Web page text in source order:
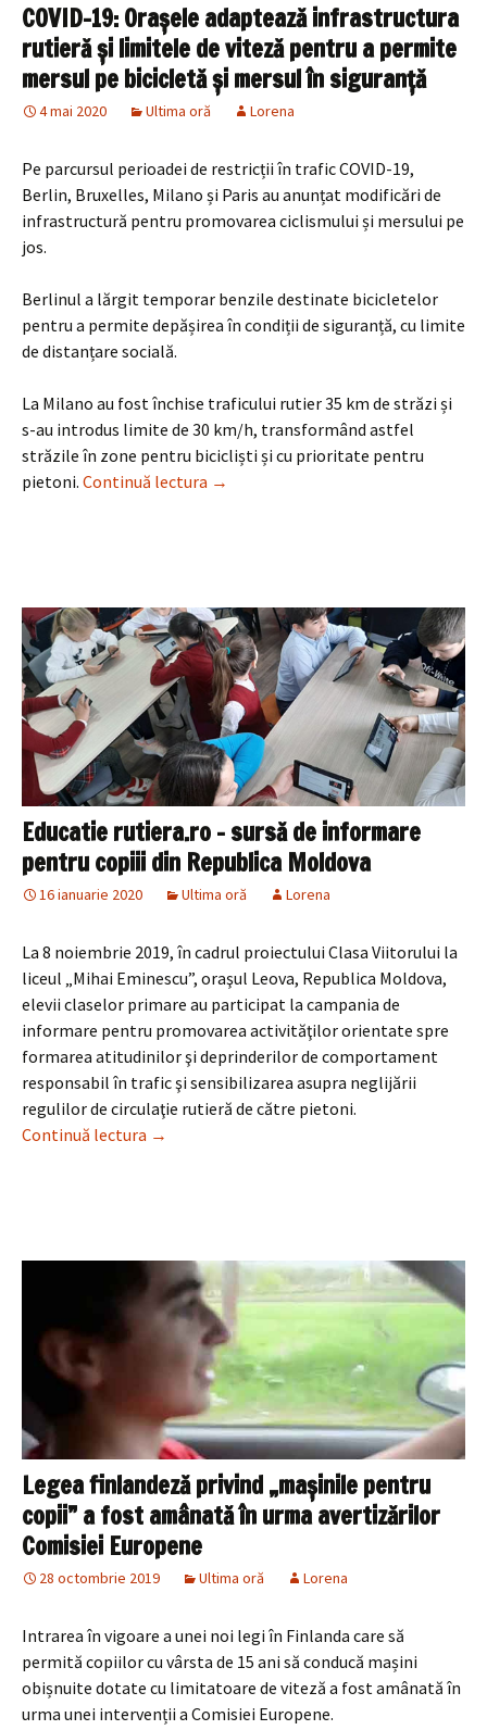
COVID-19: Orașele adaptează infrastructura
rutieră și limitele de viteză pentru a permite
mersul pe bicicletă și mersul în siguranță
4 mai 2020 Ultima oră Lorena
Pe parcursul perioadei de restricții în trafic COVID-19,
Berlin, Bruxelles, Milano și Paris au anunțat modificări de
infrastructură pentru promovarea ciclismului și mersului pe
jos.
Berlinul a lărgit temporar benzile destinate bicicletelor
pentru a permite depășirea în condiții de siguranță, cu limite
de distanțare socială.
La Milano au fost închise traficului rutier 35 km de străzi și
s-au introdus limite de 30 km/h, transformând astfel
străzile în zone pentru bicicliști și cu prioritate pentru
pietoni. Continuă lectura COVID-19: Orașele adaptează
→
Educatie rutiera.ro – sursă de informare
pentru copiii din Republica Moldova
16 ianuarie 2020 Ultima oră Lorena
La 8 noiembrie 2019, în cadrul proiectului Clasa Viitorului la
liceul „Mihai Eminescu”, oraşul Leova, Republica Moldova,
elevii claselor primare au participat la campania de
informare pentru promovarea activităţilor orientate spre
formarea atitudinilor şi deprinderilor de comportament
responsabil în trafic şi sensibilizarea asupra neglijării
regulilor de circulaţie rutieră de către pietoni.
Continuă lectura Educatie rutiera.ro – sursă de informare
→
Legea finlandeză privind „mașinile pentru
copii” a fost amânată în urma avertizărilor
Comisiei Europene
28 octombrie 2019 Ultima oră Lorena
Intrarea în vigoare a unei noi legi în Finlanda care să
permită copiilor cu vârsta de 15 ani să conducă mașini
obișnuite dotate cu limitatoare de viteză a fost amânată în
urma unei intervenții a Comisiei Europene.